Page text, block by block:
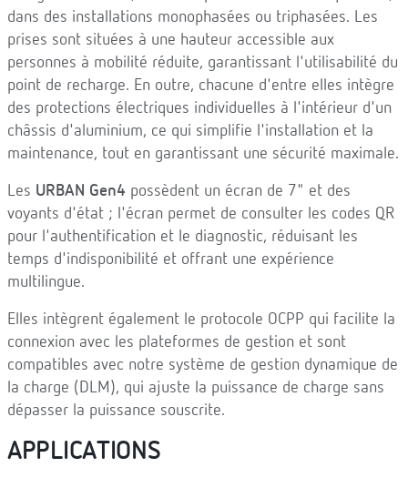
dans des installations monophasées ou triphasées. Les
prises sont situées à une hauteur accessible aux
personnes à mobilité réduite, garantissant l'utilisabilité du
point de recharge. En outre, chacune d'entre elles intègre
des protections électriques individuelles à l'intérieur d'un
châssis d'aluminium, ce qui simplifie l'installation et la
maintenance, tout en garantissant une sécurité maximale.
Les URBAN Gen4 possèdent un écran de 7" et des
voyants d'état ; l'écran permet de consulter les codes QR
pour l'authentification et le diagnostic, réduisant les
temps d'indisponibilité et offrant une expérience
multilingue.
Elles intègrent également le protocole OCPP qui facilite la
connexion avec les plateformes de gestion et sont
compatibles avec notre système de gestion dynamique de
la charge (DLM), qui ajuste la puissance de charge sans
dépasser la puissance souscrite.
APPLICATIONS